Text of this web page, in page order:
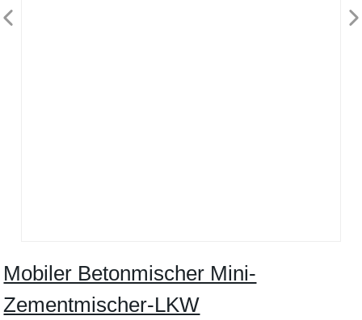
Mobiler Betonmischer Mini-
Zementmischer-LKW